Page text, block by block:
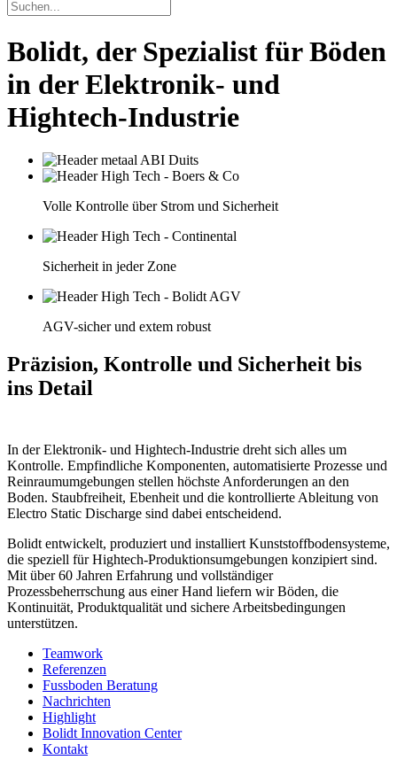
Bolidt, der Spezialist für Böden
in der Elektronik- und
Hightech-Industrie
Volle Kontrolle über Strom und Sicherheit
Sicherheit in jeder Zone
AGV-sicher und extem robust
Präzision, Kontrolle und Sicherheit bis
ins Detail
In der Elektronik- und Hightech-Industrie dreht sich alles um
Kontrolle. Empfindliche Komponenten, automatisierte Prozesse und
Reinraumumgebungen stellen höchste Anforderungen an den
Boden. Staubfreiheit, Ebenheit und die kontrollierte Ableitung von
Electro Static Discharge sind dabei entscheidend.
Bolidt entwickelt, produziert und installiert Kunststoffbodensysteme,
die speziell für Hightech-Produktionsumgebungen konzipiert sind.
Mit über 60 Jahren Erfahrung und vollständiger
Prozessbeherrschung aus einer Hand liefern wir Böden, die
Kontinuität, Produktqualität und sichere Arbeitsbedingungen
unterstützen.
Teamwork
Referenzen
Fussboden Beratung
Nachrichten
Highlight
Bolidt Innovation Center
Kontakt